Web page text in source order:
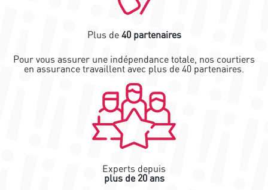
Plus de 40 partenaires
Pour vous assurer une indépendance totale, nos courtiers
en assurance travaillent avec plus de 40 partenaires.
Experts depuis
plus de 20 ans